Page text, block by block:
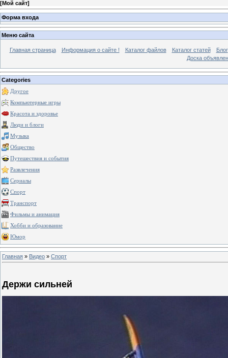
[Мой сайт]
Форма входа
Меню сайта
Главная страница Информация о сайте ! Каталог файлов Каталог статей
Блог
Доска
Categories
Другое
Компьютерные игры
Красота и здоровье
Люди и блоги
Музыка
Общество
Путешествия и события
Развлечения
Сериалы
Спорт
Транспорт
Фильмы и анимация
Хобби и образование
Юмор
Главная » Видео » Спорт
Держи сильней